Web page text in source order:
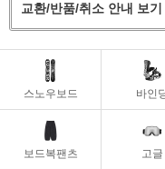
교환/반품/취소 안내 보기
스노우보드 바인
보드복팬츠 고글